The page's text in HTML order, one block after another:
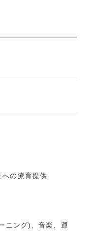
への療育提供
ニング)、音楽、運